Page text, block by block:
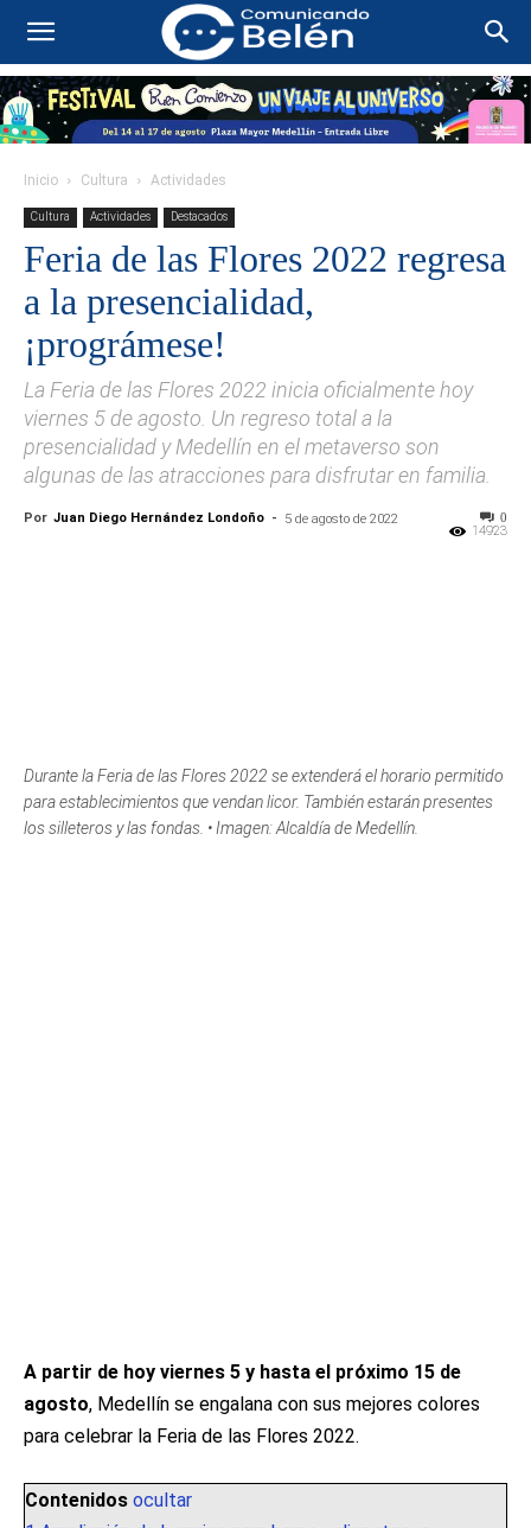
Inicio Cultura Actividades
Cultura Actividades Destacados
Feria de las Flores 2022 regresa
a la presencialidad,
¡prográmese!
La Feria de las Flores 2022 inicia oficialmente hoy
viernes 5 de agosto. Un regreso total a la
presencialidad y Medellín en el metaverso son
algunas de las atracciones para disfrutar en familia.
Por Juan Diego Hernández Londoño - 5 de agosto de 2022 0
14923
Durante la Feria de las Flores 2022 se extenderá el horario permitido
para establecimientos que vendan licor. También estarán presentes
los silleteros y las fondas. • Imagen: Alcaldía de Medellín.
A partir de hoy viernes 5 y hasta el próximo 15 de
agosto, Medellín se engalana con sus mejores colores
para celebrar la Feria de las Flores 2022.
Contenidos ocultar